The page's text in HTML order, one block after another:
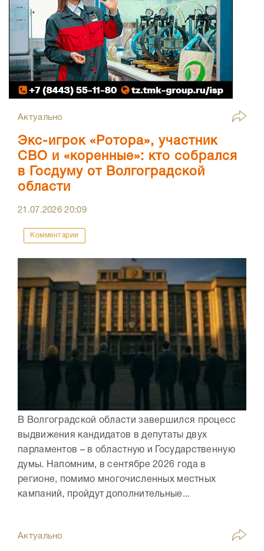
Актуально
Экс-игрок «Ротора», участник
СВО и «коренные»: кто собрался
в Госдуму от Волгоградской
области
21.07.202620:09
Комментарии
В Волгоградской области завершился процесс
выдвижения кандидатов в депутаты двух
парламентов – в областную и Государственную
думы. Напомним, в сентябре 2026 года в
регионе, помимо многочисленных местных
кампаний, пройдут дополнительные...
Актуально